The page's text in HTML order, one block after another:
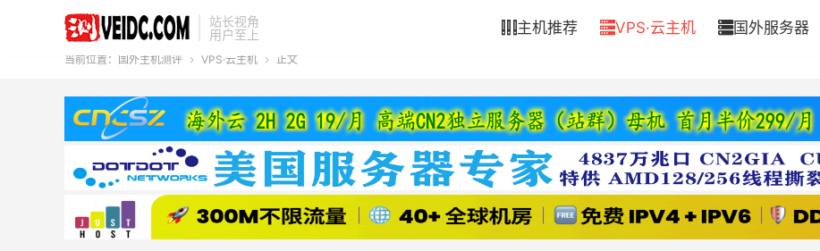
站长视角
用户至上
主机推荐 VPS·云主机 国外服务器
当前位置： 国外主机测评  VPS·云主机  正文